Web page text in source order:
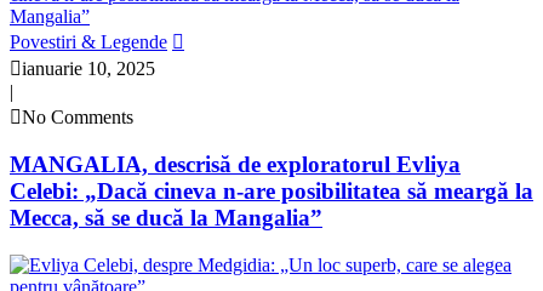
Povestiri & Legende
ianuarie 10, 2025
|
No Comments
MANGALIA, descrisă de exploratorul Evliya
Celebi: „Dacă cineva n-are posibilitatea să meargă la
Mecca, să se ducă la Mangalia”